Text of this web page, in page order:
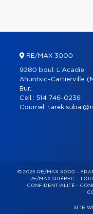
RE/MAX 3000
9280 boul. L'Acadie
Ahuntsic-Cartierville
Bur.:
Cell.: 514 746-0236
Courriel:
© 2026 RE/MAX 3000 –
RE/MAX QUÉBEC –
CONFIDENTIALITÉ-
SITE